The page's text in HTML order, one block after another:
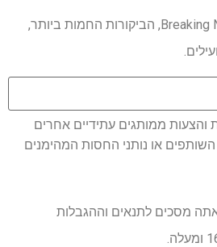
קבל גישה מיידית ל- Breaking News, הביקורות החמות ביותר,
ממותגים עתידיים אחרים
או נותני החסות המהימנים
מסכים לתנאים וההגבלות